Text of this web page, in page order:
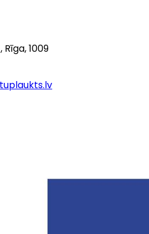
, Rīga, 1009